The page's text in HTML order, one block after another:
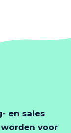
en sales
voor